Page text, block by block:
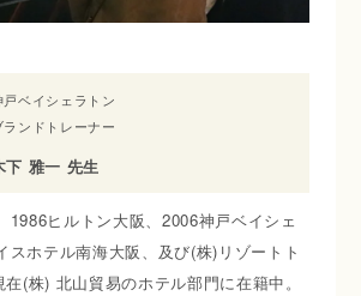
戸ベイシェラトン
ランドトレーナー
下 雅一 先生
1986ヒルトン大阪、2006神戸ベイシェ
スホテル南海大阪、及び(株)リゾートト
(株) 北山貿易のホテル部門に在籍中。